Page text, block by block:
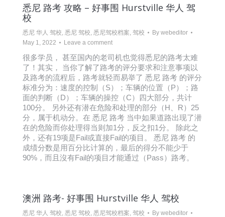
悉尼 路考 攻略 – 好事围 Hurstville 华人 驾
校
悉尼 华人 驾校, 悉尼 驾校, 悉尼驾校档案, 驾校 By webeditor
May 1, 2022
Leave a comment
很多学员， 甚至国內的老司机也觉得悉尼的路考太难
了！其实， 当你了解了路考的评分要求和注意事项以
及路考的流程后，路考就轻而易举了 悉尼 路考 的评分
标准分为：速度的控制（S）；车辆的位置（P）；路
面的判断（D）；车辆的操控（C）四大部分，共计
100分。 另外还有潜在危险和处理的部分（H、R）25
分，属于机动分。在 悉尼 路考 当中如果道路出现了潜
在的危险而你处理得当则加1分，反之扣1分。 除此之
外，还有19项是Fail或直接Fail的项目。 悉尼 路考 的
成绩分数是用百分比计算的，最后的得分不能少于
90%，而且沒有Fail的项目才能通过（Pass）路考。
澳洲 路考- 好事围 Hurstville 华人 驾校
悉尼 华人 驾校, 悉尼 驾校, 悉尼驾校档案, 驾校 By webeditor